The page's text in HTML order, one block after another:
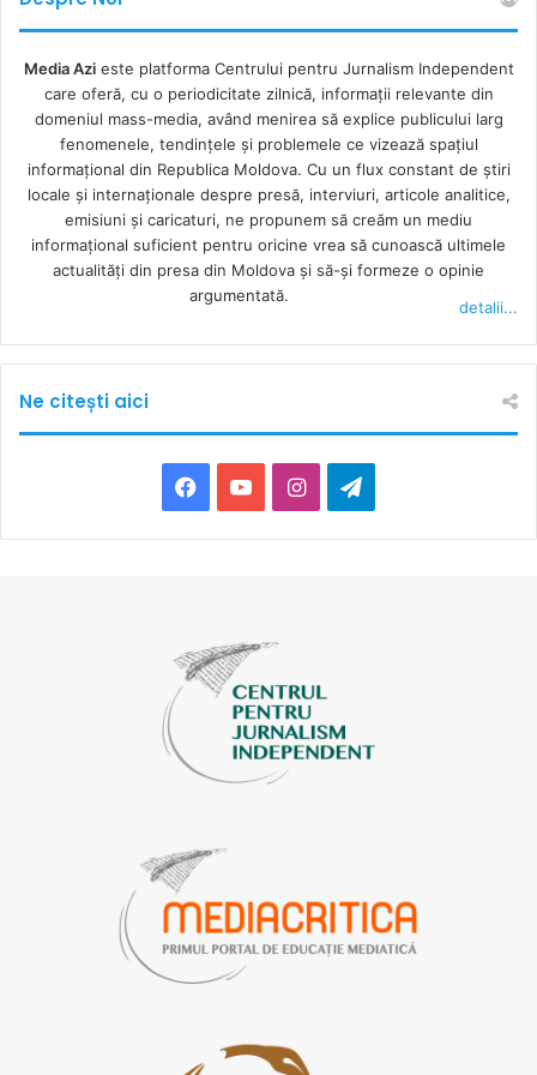
iar mass-media a făcut din asta cap de afiș. Refuzul mitei,
Noi, ca-n cântec, avem de toate – și structuri, și legi, care,
bunăoară, să nu permită concentrarea excesivă a
proprietății în audiovizual sau holdinguri mediatice în
slujba politicienilor. Holdinguri am avut întotdeauna. Ca și
pe acei mulți și plătiți ca să nu le admită. Dar le-au admis
pentru că holdingurile dau dividende, mai cu seamă
partinice, dar și economice. Ele sunt bune pentru partide,
dar otrăvitoare pentru societate. Ele ne îmbuibă mintea cu
să ne vârâm în cap din ce ne dă televizorul. Se pare că noi
cu televizorul încă. Din ce observ, însă, tot mai des
televizorul gândește în locul nostru. E comod să-ți spună
cineva ce-i bine și ce-i rău, cine-i dușman și cine-i prieten
nu mai vedem, dincolo de televizor, nici grimasele
libertății, nici grimasele democrației.
Televiziunile suspendate, mai devreme ori mai târziu, ar fi
fost suspendate de CA dacă ar fi continuat să sfideze
n-am dubii. Doar că CA, urmând prevederile legii, trebuia
să treacă toate procedurile prescrise de lege. Mai dificil
pentru CA e cu bănuielile rezonabile de formare ilegală a
vreunui holding. Aici e nevoie de toată informația, pe care
n-o are CA, dar pe care o poate solicita de la alte structuri.
comună este de a face ordine pe un segment ori altul.
Media Azieste platforma Centrului pentru Jurnalism Independent
care oferă, cu o periodicitate zilnică, informații relevante din
domeniul mass-media, având menirea să explice publicului larg
fenomenele, tendințele și problemele ce vizează spațiul
informațional din Republica Moldova. Cu un flux constant de ştiri
locale şi internaţionale despre presă, interviuri, articole analitice,
emisiuni și caricaturi, ne propunem să creăm un mediu
informaţional suficient pentru oricine vrea să cunoască ultimele
actualităţi din presa din Moldova şi să-şi formeze o opinie
argumentată.
detalii...
Ne citești aici
Facebook
YouTubeInstagramTelegram